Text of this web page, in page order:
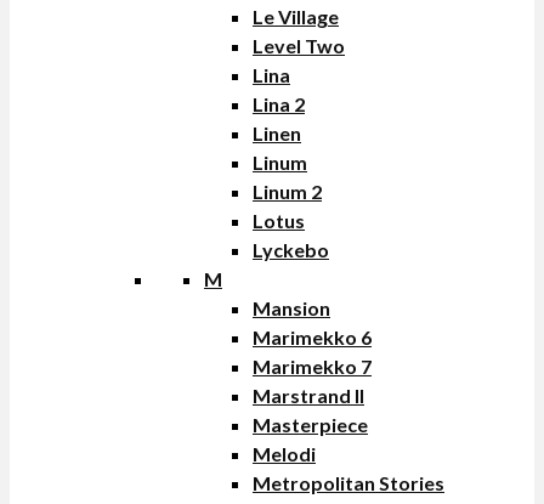
Le Village
Level Two
Lina
Lina 2
Linen
Linum
Linum 2
Lotus
Lyckebo
M
Mansion
Marimekko 6
Marimekko 7
Marstrand II
Masterpiece
Melodi
Metropolitan Stories